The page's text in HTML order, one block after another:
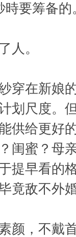
時要筹备的
人。
穿在新娘
划尺度。
供给更好
闺蜜？母
提早看的
竟敌不外
颜，不戴